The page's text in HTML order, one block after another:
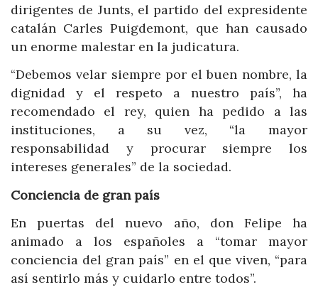
dirigentes de Junts, el partido del expresidente
catalán Carles Puigdemont, que han causado
un enorme malestar en la judicatura.
“Debemos velar siempre por el buen nombre, la
dignidad y el respeto a nuestro país”, ha
recomendado el rey, quien ha pedido a las
instituciones, a su vez, “la mayor
responsabilidad y procurar siempre los
intereses generales” de la sociedad.
Conciencia de gran país
En puertas del nuevo año, don Felipe ha
animado a los españoles a “tomar mayor
conciencia del gran país” en el que viven, “para
así sentirlo más y cuidarlo entre todos”.